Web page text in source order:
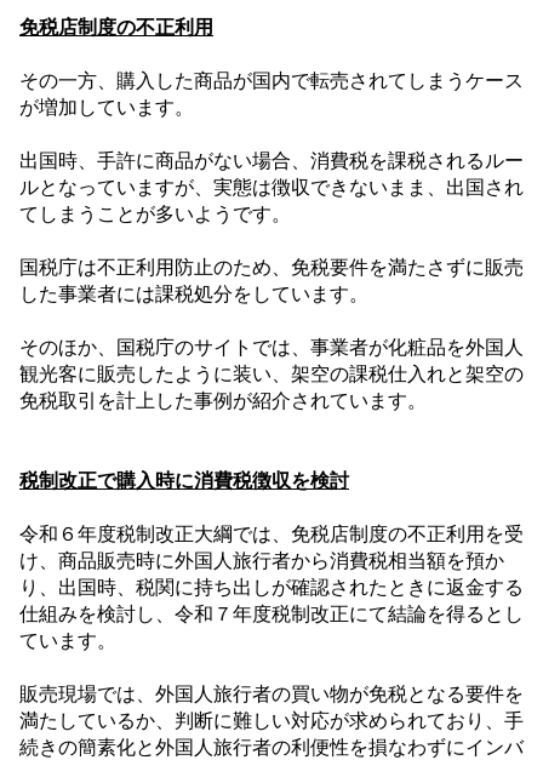
免税店制度の不正利用
その一方、購入した商品が国内で転売されてしまうケース
が増加しています。
出国時、手許に商品がない場合、消費税を課税されるルー
ルとなっていますが、実態は徴収できないまま、出国され
てしまうことが多いようです。
国税庁は不正利用防止のため、免税要件を満たさずに販売
した事業者には課税処分をしています。
そのほか、国税庁のサイトでは、事業者が化粧品を外国人
観光客に販売したように装い、架空の課税仕入れと架空の
免税取引を計上した事例が紹介されています。
税制改正で購入時に消費税徴収を検討
令和６年度税制改正大綱では、免税店制度の不正利用を受
け、商品販売時に外国人旅行者から消費税相当額を預か
り、出国時、税関に持ち出しが確認されたときに返金する
仕組みを検討し、令和７年度税制改正にて結論を得るとし
ています。
販売現場では、外国人旅行者の買い物が免税となる要件を
満たしているか、判断に難しい対応が求められており、手
続きの簡素化と外国人旅行者の利便性を損なわずにインバ